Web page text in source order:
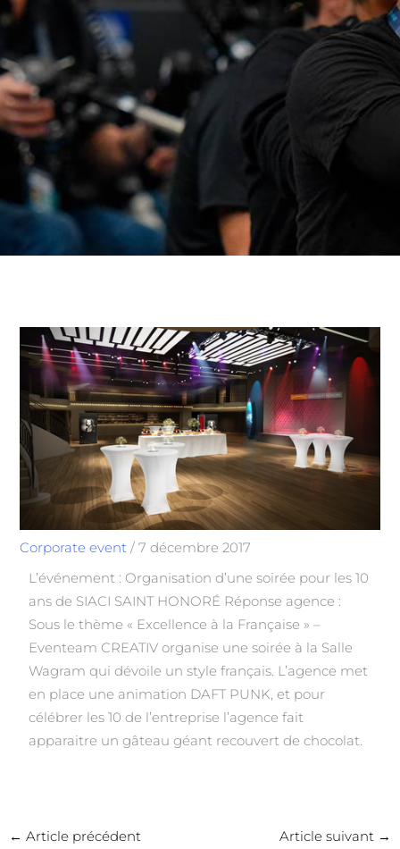
Corporate event /7 décembre 2017
L’événement : Organisation d’une soirée pour les 10
ans de SIACI SAINT HONORÉ Réponse agence :
Sous le thème « Excellence à la Française » –
Eventeam CREATIV organise une soirée à la Salle
Wagram qui dévoile un style français. L’agence met
en place une animation DAFT PUNK, et pour
célébrer les 10 de l’entreprise l’agence fait
apparaitre un gâteau géant recouvert de chocolat.
← Article précédent Article suivant →